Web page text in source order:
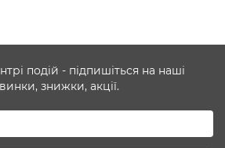
подій - підпишіться на наші
знижки, акції.